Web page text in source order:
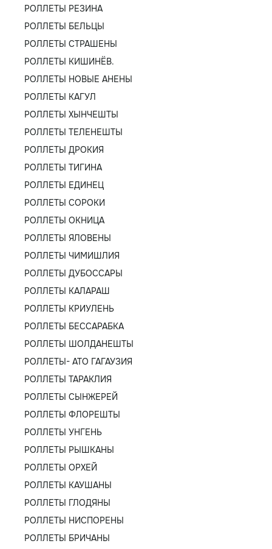
РОЛЛЕТЫ РЕЗИНА
РОЛЛЕТЫ БЕЛЬЦЫ
РОЛЛЕТЫ СТРАШЕНЫ
РОЛЛЕТЫ КИШИНЁВ.
РОЛЛЕТЫ НОВЫЕ АНЕНЫ
РОЛЛЕТЫ КАГУЛ
РОЛЛЕТЫ ХЫНЧЕШТЫ
РОЛЛЕТЫ ТЕЛЕНЕШТЫ
РОЛЛЕТЫ ДРОКИЯ
РОЛЛЕТЫ ТИГИНА
РОЛЛЕТЫ ЕДИНЕЦ
РОЛЛЕТЫ СОРОКИ
РОЛЛЕТЫ ОКНИЦА
РОЛЛЕТЫ ЯЛОВЕНЫ
РОЛЛЕТЫ ЧИМИШЛИЯ
РОЛЛЕТЫ ДУБОССАРЫ
РОЛЛЕТЫ КАЛАРАШ
РОЛЛЕТЫ КРИУЛЕНЬ
РОЛЛЕТЫ БЕССАРАБКА
РОЛЛЕТЫ ШОЛДАНЕШТЫ
РОЛЛЕТЫ- АТО ГАГАУЗИЯ
РОЛЛЕТЫ ТАРАКЛИЯ
РОЛЛЕТЫ СЫНЖЕРЕЙ
РОЛЛЕТЫ ФЛОРЕШТЫ
РОЛЛЕТЫ УНГЕНЬ
РОЛЛЕТЫ РЫШКАНЫ
РОЛЛЕТЫ ОРХЕЙ
РОЛЛЕТЫ КАУШАНЫ
РОЛЛЕТЫ ГЛОДЯНЫ
РОЛЛЕТЫ НИСПОРЕНЫ
РОЛЛЕТЫ БРИЧАНЫ